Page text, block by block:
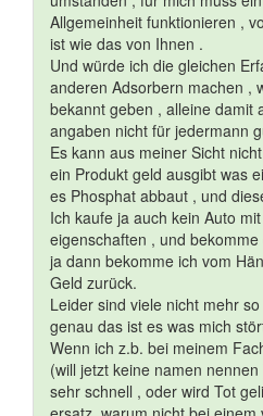
Allgemeinheit funktionieren ,
ist wie das von Ihnen .
Und würde ich die gleichen
anderen Adsorbern machen ,
bekannt geben , alleine damit
angaben nicht für jedermann
Es kann aus meiner Sicht
ein Produkt geld ausgibt was
es Phosphat abbaut , und
Ich kaufe ja auch kein Auto
eigenschaften , und
ja dann bekomme ich vom
Geld zurück.
Leider sind viele nicht mehr
genau das ist es was mich
Wenn ich z.b. bei meinem
(will jetzt keine namen
sehr schnell , oder wird Tot